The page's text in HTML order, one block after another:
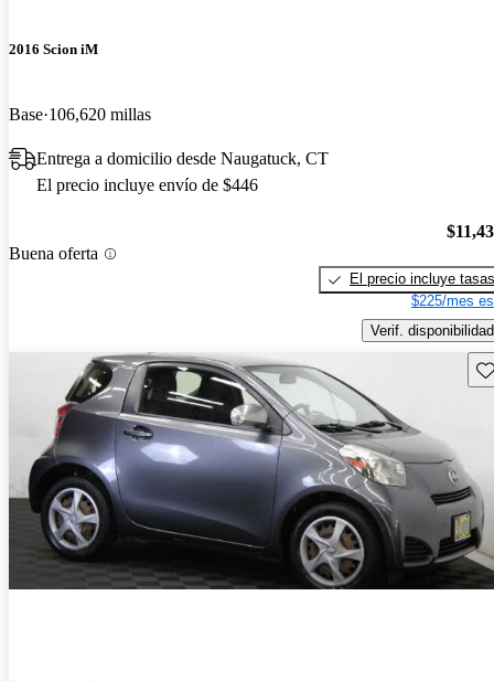
2016 Scion iM
Base 106,620 millas
Entrega a domicilio desde Naugatuck, CT
El precio incluye envío de $446
Buena oferta
El precio incluye tasas
$225/mes
Verif. disponibilidad